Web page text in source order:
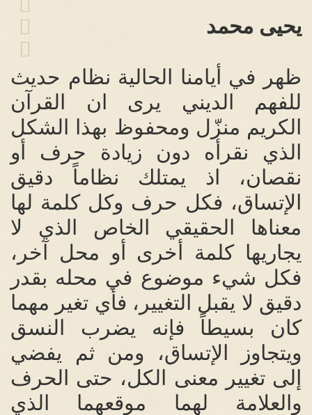
يحيى محمد
ظهر في أيامنا الحالية نظام حديث
للفهم الديني يرى ان القرآن
الكريم منزّل ومحفوظ بهذا الشكل
الذي نقرأه دون زيادة حرف أو
نقصان، اذ يمتلك نظاماً دقيق
الإتساق، فكل حرف وكل كلمة لها
معناها الحقيقي الخاص الذي لا
يجاريها كلمة أخرى أو محل آخر،
فكل شيء موضوع في محله بقدر
دقيق لا يقبل التغيير، فأي تغير مهما
كان بسيطاً فإنه يضرب النسق
ويتجاوز الإتساق، ومن ثم يفضي
إلى تغيير معنى الكل، حتى الحرف
والعلامة لهما موقعهما الذي